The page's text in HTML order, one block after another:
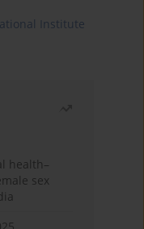
Institute
health–
sex